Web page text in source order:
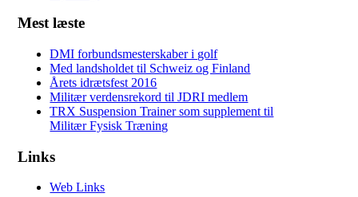
Mest læste
DMI forbundsmesterskaber i golf
Med landsholdet til Schweiz og Finland
Årets idrætsfest 2016
Militær verdensrekord til JDRI medlem
TRX Suspension Trainer som supplement til
Militær Fysisk Træning
Links
Web Links